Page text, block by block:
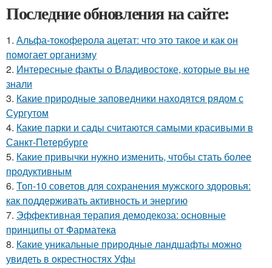
Последние обновления на сайте:
1. Альфа-токоферола ацетат: что это такое и как он
помогает организму
2. Интересные факты о Владивостоке, которые вы не
знали
3. Какие природные заповедники находятся рядом с
Сургутом
4. Какие парки и сады считаются самыми красивыми в
Санкт-Петербурге
5. Какие привычки нужно изменить, чтобы стать более
продуктивным
6. Топ-10 советов для сохранения мужского здоровья:
как поддерживать активность и энергию
7. Эффективная терапия демодекоза: основные
принципы от Фарматека
8. Какие уникальные природные ландшафты можно
увидеть в окрестностях Уфы